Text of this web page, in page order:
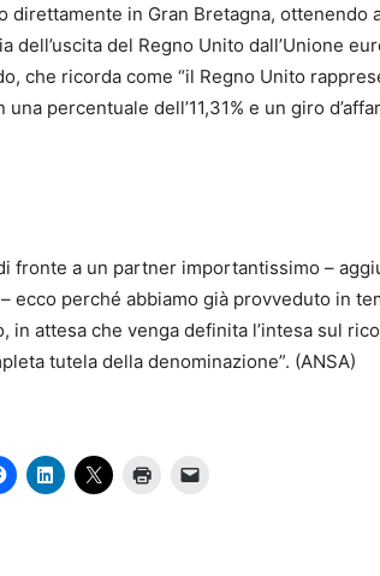
direttamente in Gran Bretagna, ottenendo
dell’uscita del Regno Unito dall’Unione
che ricorda come “il Regno Unito
una percentuale dell’11,31% e un giro
fronte a un partner importantissimo –
ecco perché abbiamo già provveduto in
in attesa che venga definita l’intesa sul
tutela della denominazione”. (ANSA)